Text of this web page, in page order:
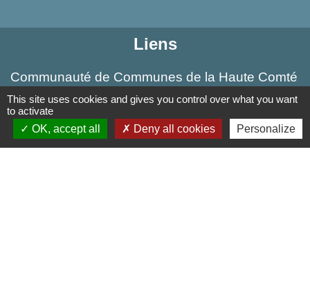
Liens
Communauté de Communes de la Haute Comté
OT Luxeuil Vosges du Sud
Association pour le Développement du Pays
des 3 Provinces
This site uses cookies and gives you control over what you want
to activate
OK, accept all
Deny all cookies Personalize